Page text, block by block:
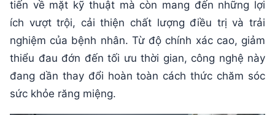
tiến về mặt kỹ thuật mà còn mang đến những lợi
ích vượt trội, cải thiện chất lượng điều trị và trải
nghiệm của bệnh nhân. Từ độ chính xác cao, giảm
thiểu đau đớn đến tối ưu thời gian, công nghệ này
đang dần thay đổi hoàn toàn cách thức chăm sóc
sức khỏe răng miệng.